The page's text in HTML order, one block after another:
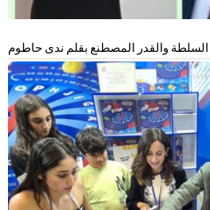
والقدر المصطنع بقلم ندى حاطوم